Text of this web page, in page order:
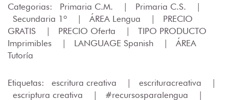
Categorias: Primaria C.M. | Primaria C.S.
|
Secundaria 1º
| ÁREA Lengua |
PRECIO
GRATIS
| PRECIO Oferta |
TIPO PRODUCTO
Imprimibles
| LANGUAGE Spanish |
ÁREA
Tutoría
Etiquetas: escritura creativa | escrituracreativa
|
escriptura creativa
| #recursosparalengua
|